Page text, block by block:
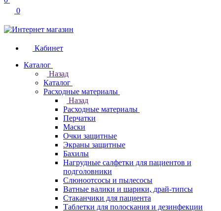
0
Кабинет
Каталог
Назад
Каталог
Расходные материалы
Назад
Расходные материалы
Перчатки
Маски
Очки защитные
Экраны защитные
Бахилы
Нагрудные салфетки для пациентов и
подголовники
Слюноотсосы и пылесосы
Ватные валики и шарики, драй-типсы
Стаканчики для пациента
Таблетки для полоскания и дезинфекции